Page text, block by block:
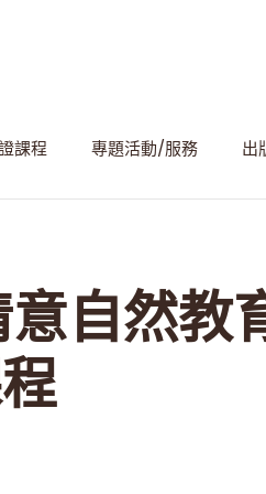
課程 專題活動/服務 出
自然教